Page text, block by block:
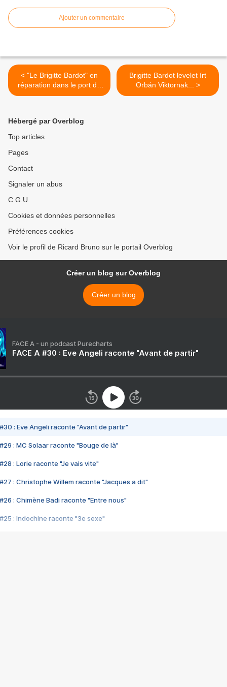
Ajouter un commentaire
< "Le Brigitte Bardot" en
réparation dans le port de
plaisance
Brigitte Bardot levelet írt
Orbán Viktornak... >
Hébergé par Overblog
Top articles
Pages
Contact
Signaler un abus
C.G.U.
Cookies et données personnelles
Préférences cookies
Voir le profil de Ricard Bruno sur le portail Overblog
Créer un blog sur Overblog
Créer un blog
FACE A - un podcast Purecharts
FACE A #30 : Eve Angeli raconte "Avant de partir"
#30 : Eve Angeli raconte "Avant de partir"
#29 : MC Solaar raconte "Bouge de là"
#28 : Lorie raconte "Je vais vite"
#27 : Christophe Willem raconte "Jacques a dit"
#26 : Chimène Badi raconte "Entre nous"
#25 : Indochine raconte "3e sexe"